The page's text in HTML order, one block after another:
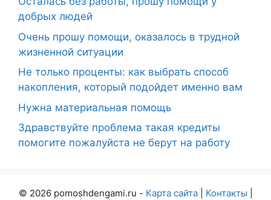
добрых людей
Очень прошу помощи, оказалось в трудной
жизненной ситуации
Не только проценты: как выбрать способ
накопления, который подойдет именно вам
Нужна материальная помощь
Здравствуйте проблема такая кредиты
помогите пожалуйста не берут на работу
© 2026 pomoshdengami.ru - Карта сайта| Контакты